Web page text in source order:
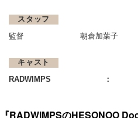
スタッフ
監督 朝倉加葉子
キャスト
RADWIMPS